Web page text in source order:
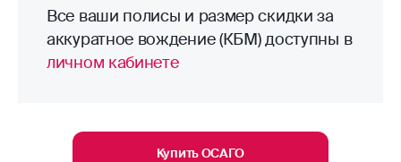
Все ваши полисы и размер скидки за
аккуратное вождение (КБМ) доступны в
личном кабинете
Купить ОСАГО